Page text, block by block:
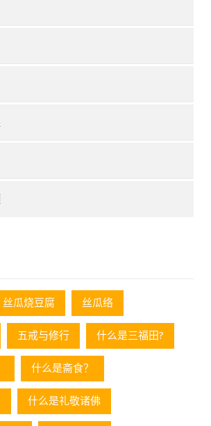
丝瓜烧豆腐 丝瓜络
五戒与修行 什么是三福田?
什么是斋食？
什么是礼敬诸佛